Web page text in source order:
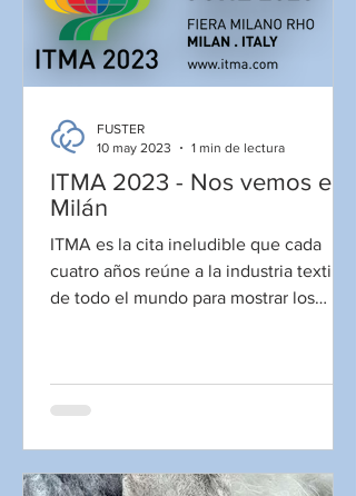
ITMA 2023 - Nos vemos en
Milán
ITMA es la cita ineludible que cada
cuatro años reúne a la industria textil
de todo el mundo para mostrar los
FUSTER
10 may 2023
1 min de lectura